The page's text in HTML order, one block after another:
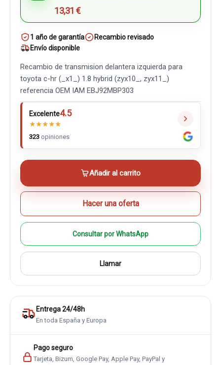
13,31 €
1 año de garantía
Recambio revisado
Envío disponible
Recambio de transmision delantera izquierda para
toyota c-hr (_x1_) 1.8 hybrid (zyx10_, zyx11_)
referencia OEM IAM EBJ92MBP303
Excelente4.5
★★★★★
323 opiniones
Añadir al carrito
Hacer una oferta
Consultar por WhatsApp
Llamar
Entrega 24/48h
En toda España y Europa
Pago seguro
Tarjeta, Bizum, Google Pay, Apple Pay, PayPal y